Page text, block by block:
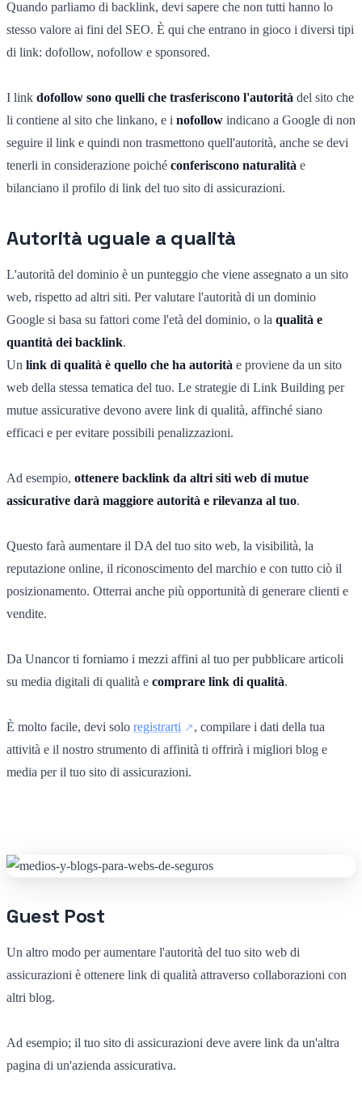
Quando parliamo di backlink, devi sapere che non tutti hanno lo
stesso valore ai fini del SEO. È qui che entrano in gioco i diversi tipi
di link: dofollow, nofollow e sponsored.
I link dofollow sono quelli che trasferiscono l'autorità del sito che
li contiene al sito che linkano, e i nofollow indicano a Google di non
seguire il link e quindi non trasmettono quell'autorità, anche se devi
tenerli in considerazione poiché conferiscono naturalità e
bilanciano il profilo di link del tuo sito di assicurazioni.
Autorità uguale a qualità
L'autorità del dominio è un punteggio che viene assegnato a un sito
web, rispetto ad altri siti. Per valutare l'autorità di un dominio
Google si basa su fattori come l'età del dominio, o la qualità e
quantità dei backlink.
Un link di qualità è quello che ha autorità e proviene da un sito
web della stessa tematica del tuo. Le strategie di Link Building per
mutue assicurative devono avere link di qualità, affinché siano
efficaci e per evitare possibili penalizzazioni.
Ad esempio, ottenere backlink da altri siti web di mutue
assicurative darà maggiore autorità e rilevanza al tuo.
Questo farà aumentare il DA del tuo sito web, la visibilità, la
reputazione online, il riconoscimento del marchio e con tutto ciò il
posizionamento. Otterrai anche più opportunità di generare clienti e
vendite.
Da Unancor ti forniamo i mezzi affini al tuo per pubblicare articoli
su media digitali di qualità e comprare link di qualità.
È molto facile, devi solo registrarti
, compilare i dati della tua
attività e il nostro strumento di affinità ti offrirà i migliori blog e
media per il tuo sito di assicurazioni.
Guest Post
Un altro modo per aumentare l'autorità del tuo sito web di
assicurazioni è ottenere link di qualità attraverso collaborazioni con
altri blog.
Ad esempio; il tuo sito di assicurazioni deve avere link da un'altra
pagina di un'azienda assicurativa.